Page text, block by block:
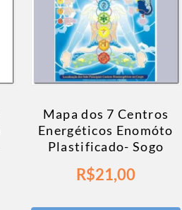
Mapa dos 7 Centros
Energéticos Enomóto
Plastificado- Sogo
R$21,00